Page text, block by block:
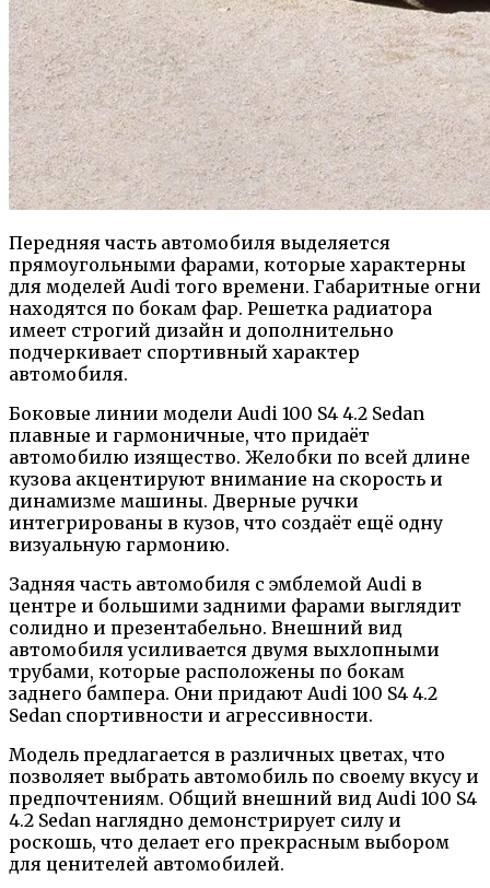
Передняя часть автомобиля выделяется
прямоугольными фарами, которые характерны
для моделей Audi того времени. Габаритные огни
находятся по бокам фар. Решетка радиатора
имеет строгий дизайн и дополнительно
подчеркивает спортивный характер
автомобиля.
Боковые линии модели Audi 100 S4 4.2 Sedan
плавные и гармоничные, что придаёт
автомобилю изящество. Желобки по всей длине
кузова акцентируют внимание на скорость и
динамизме машины. Дверные ручки
интегрированы в кузов, что создаёт ещё одну
визуальную гармонию.
Задняя часть автомобиля с эмблемой Audi в
центре и большими задними фарами выглядит
солидно и презентабельно. Внешний вид
автомобиля усиливается двумя выхлопными
трубами, которые расположены по бокам
заднего бампера. Они придают Audi 100 S4 4.2
Sedan спортивности и агрессивности.
Модель предлагается в различных цветах, что
позволяет выбрать автомобиль по своему вкусу и
предпочтениям. Общий внешний вид Audi 100 S4
4.2 Sedan наглядно демонстрирует силу и
роскошь, что делает его прекрасным выбором
для ценителей автомобилей.